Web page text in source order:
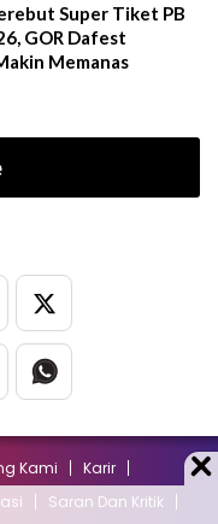
Super Tiket PB
GOR Dafest
Memanas
Kami
Karir
Saran Dan Kritik